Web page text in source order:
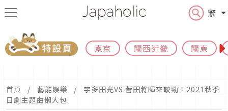
繁
東京 關西近畿 關東
首頁 藝能娛樂
宇多田光VS.菅田將暉來較勁！2021秋季
日劇主題曲懶人包